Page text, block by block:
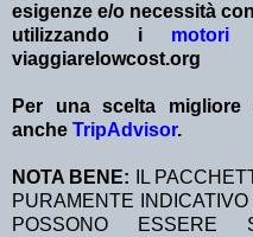
esigenze e/o necessità
utilizzando i motori
viaggiarelowcost.org
Per una scelta
anche TripAdvisor.
NOTA BENE:
IL
PURAMENTE
POSSONO ESSERE